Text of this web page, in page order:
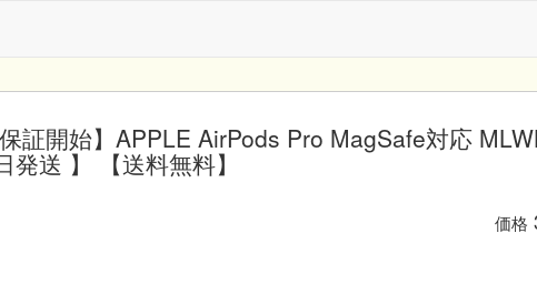
保証開始】APPLE AirPods Pro MagSafe対応
発送 】 【送料無料】
価格